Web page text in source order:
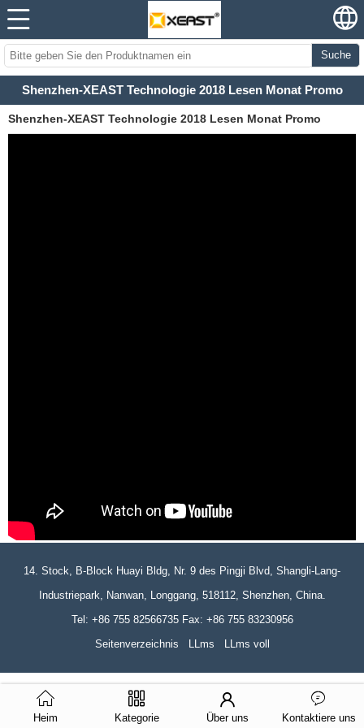
Suche
Shenzhen-XEAST Technologie 2018 Lesen Monat Promo
Shenzhen-XEAST Technologie 2018 Lesen Monat Promo
14. Stock, B-Block Huayi Bldg, Nr. 9 des Pingji Blvd, Shangli-Lang-
Industriepark, Nanwan, Longgang, 518112, Shenzhen, China.
Tel: +86 755 82566735 Fax: +86 755 83230956
Seitenverzeichnis
LLms LLms voll
Heim Kategorie Über uns Kontaktiere uns